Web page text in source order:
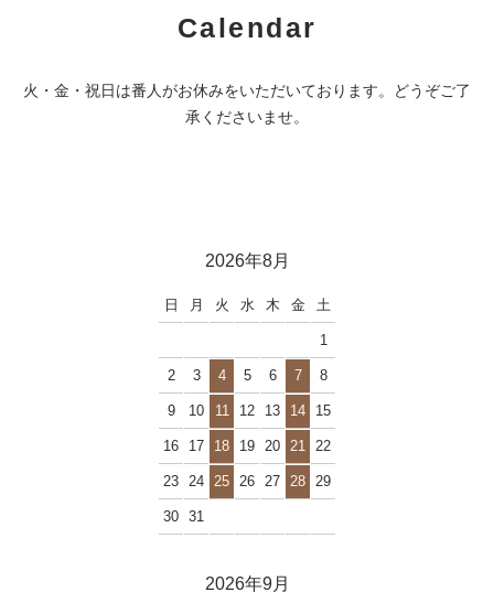
Calendar
火・金・祝日は番人がお休みをいただいております。どうぞご了
承くださいませ。
2026年8月
日 月 火 水 木 金 土
1
2 3 4 5 6 7 8
9 10 11 12 13 14 15
16 17 18 19 20 21 22
23 24 25 26 27 28 29
30 31
2026年9月